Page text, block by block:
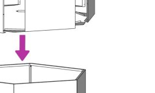
зеленчуци, билки и
Имате контрол върху
и можете да
смес, за да отговаря
предотвратява
вашите растения и
гниене. Освен това,
стеснени, което